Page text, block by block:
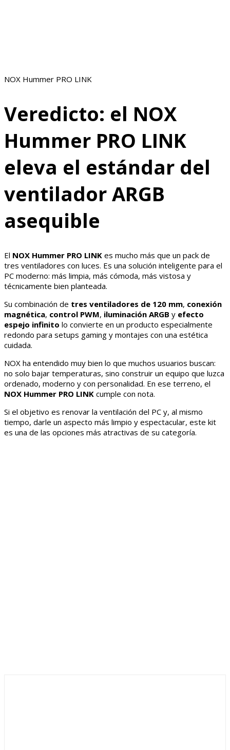
NOX Hummer PRO LINK
Veredicto: el NOX
Hummer PRO LINK
eleva el estándar del
ventilador ARGB
asequible
El NOX Hummer PRO LINK es mucho más que un pack de
tres ventiladores con luces. Es una solución inteligente para el
PC moderno: más limpia, más cómoda, más vistosa y
técnicamente bien planteada.
Su combinación de tres ventiladores de 120 mm, conexión
magnética, control PWM, iluminación ARGB y efecto
espejo infinito lo convierte en un producto especialmente
redondo para setups gaming y montajes con una estética
cuidada.
NOX ha entendido muy bien lo que muchos usuarios buscan:
no solo bajar temperaturas, sino construir un equipo que luzca
ordenado, moderno y con personalidad. En ese terreno, el
NOX Hummer PRO LINK cumple con nota.
Si el objetivo es renovar la ventilación del PC y, al mismo
tiempo, darle un aspecto más limpio y espectacular, este kit
es una de las opciones más atractivas de su categoría.